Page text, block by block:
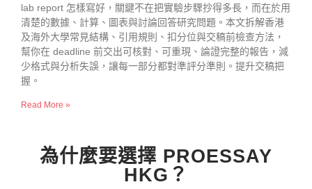
lab report 怎樣寫好，關鍵不在把實驗步驟抄得多長，而在於用
清楚的數據、計算、圖表與討論回答研究問題。本文拆解香港
及海外大學常見結構、引用規則、扣分位與交稿前檢查方法，
幫你在 deadline 前交出可核對、可重現、論證完整的報告，減
少格式與分析失誤，讓每一部分都對準評分準則。提升交稿把
握。
Read More »
為什麼要選擇 PROESSAY
HKG？